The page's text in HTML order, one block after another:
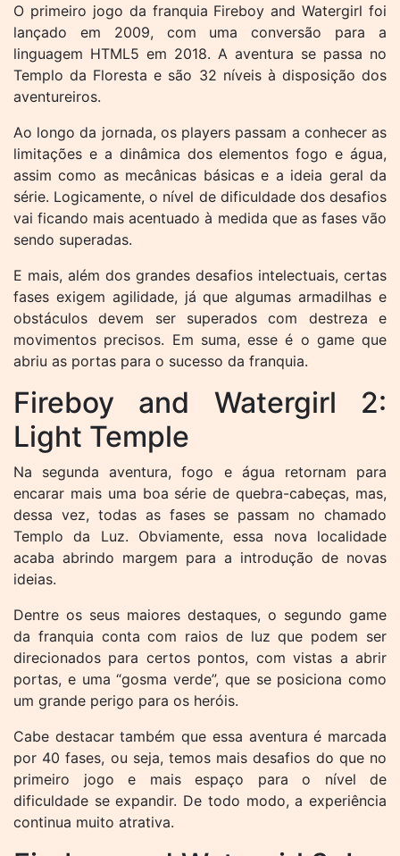
O primeiro jogo da franquia Fireboy and Watergirl foi
lançado em 2009, com uma conversão para a
linguagem HTML5 em 2018. A aventura se passa no
Templo da Floresta e são 32 níveis à disposição dos
aventureiros.
Ao longo da jornada, os players passam a conhecer as
limitações e a dinâmica dos elementos fogo e água,
assim como as mecânicas básicas e a ideia geral da
série. Logicamente, o nível de dificuldade dos desafios
vai ficando mais acentuado à medida que as fases vão
sendo superadas.
E mais, além dos grandes desafios intelectuais, certas
fases exigem agilidade, já que algumas armadilhas e
obstáculos devem ser superados com destreza e
movimentos precisos. Em suma, esse é o game que
abriu as portas para o sucesso da franquia.
Fireboy and Watergirl 2:
Light Temple
Na segunda aventura, fogo e água retornam para
encarar mais uma boa série de quebra-cabeças, mas,
dessa vez, todas as fases se passam no chamado
Templo da Luz. Obviamente, essa nova localidade
acaba abrindo margem para a introdução de novas
ideias.
Dentre os seus maiores destaques, o segundo game
da franquia conta com raios de luz que podem ser
direcionados para certos pontos, com vistas a abrir
portas, e uma “gosma verde”, que se posiciona como
um grande perigo para os heróis.
Cabe destacar também que essa aventura é marcada
por 40 fases, ou seja, temos mais desafios do que no
primeiro jogo e mais espaço para o nível de
dificuldade se expandir. De todo modo, a experiência
continua muito atrativa.